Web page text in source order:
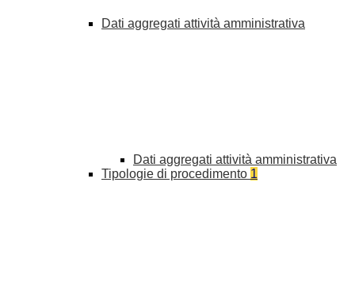
Dati aggregati attività amministrativa
Dati aggregati attività amministrativa
Tipologie di procedimento 1